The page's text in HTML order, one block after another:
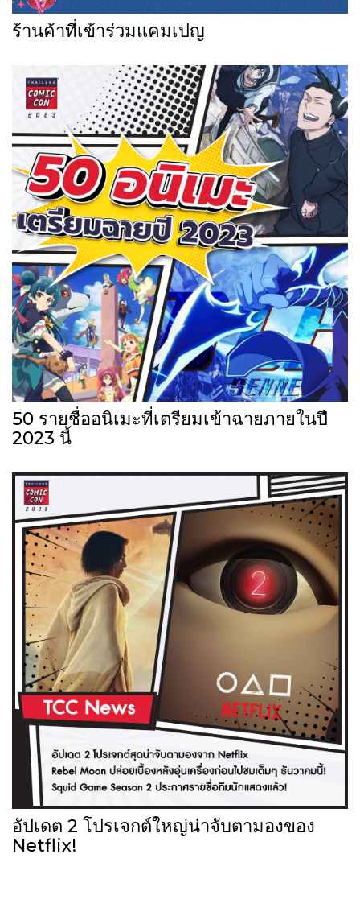
ร้านค้าที่เข้าร่วมแคมเปญ
50 รายชื่ออนิเมะที่เตรียมเข้าฉายภายในปี
2023 นี้
อัปเดต 2 โปรเจกต์ใหญ่น่าจับตามองของ
Netflix!